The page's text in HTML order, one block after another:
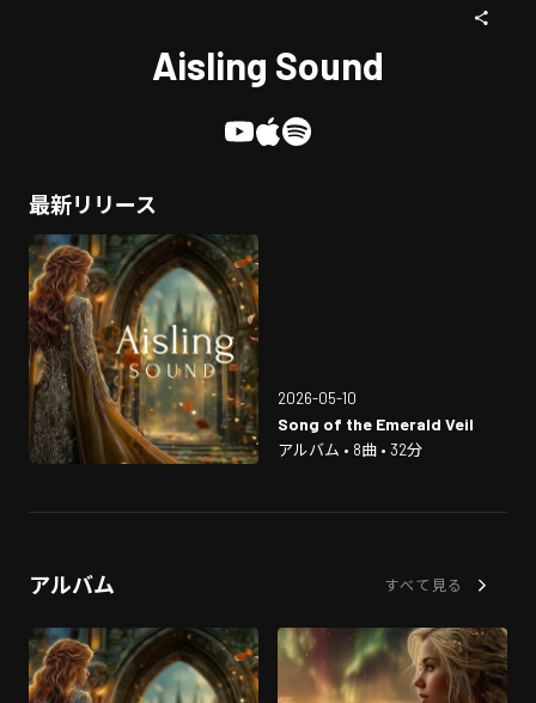
Aisling Sound
最新リリース
2026-05-10
Song of the Emerald Veil
アルバム • 8曲 • 32分
アルバム すべて見る